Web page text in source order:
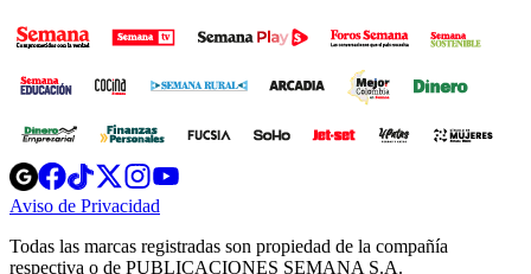
Opens
in
new
Opens
in
new
Opens
in
new
window
Opens
new
windowwindow
Aviso de Privacidad
new
window
Todas las marcas registradas son propiedad de la compañía
respectiva o de PUBLICACIONES SEMANA S.A.